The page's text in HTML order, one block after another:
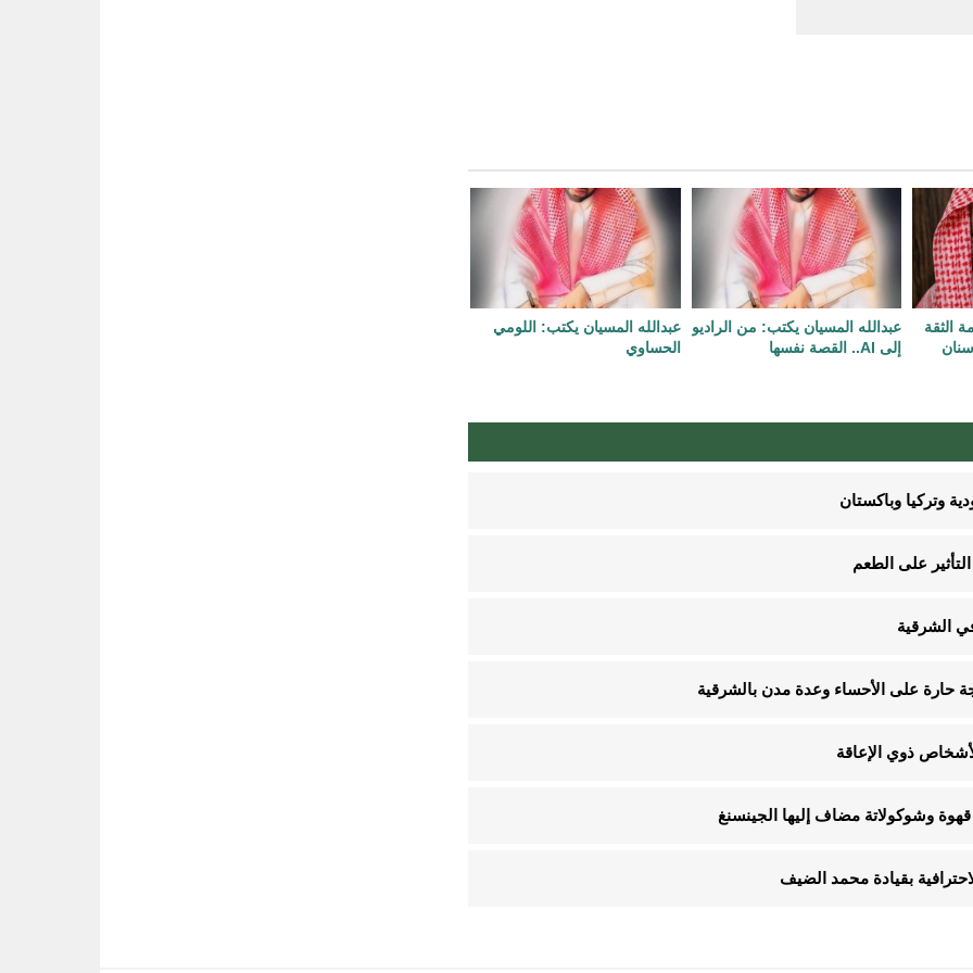
الثقة
عبدالله المسيان يكتب: من الراديو
إلى AI.. القصة نفسها
عبدالله المسيان يكتب: اللومي
الحساوي
وتركيا وباكستان
على الطعم
الشرقية
وشوكولاتة مضاف إليها الجينسنغ
بقيادة محمد الضيف